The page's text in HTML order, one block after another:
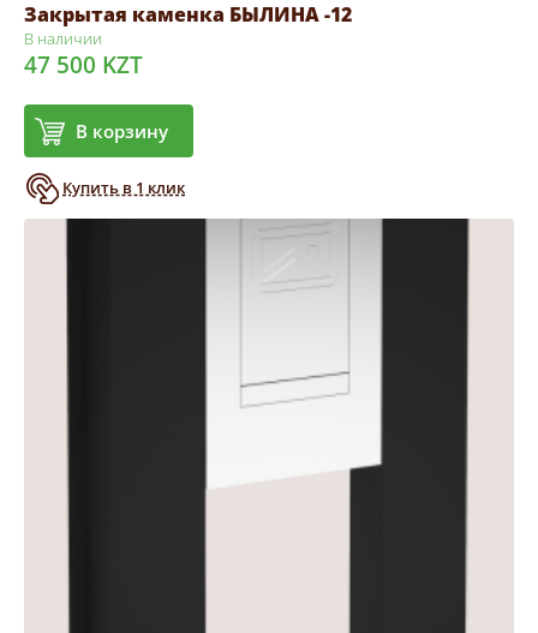
Закрытая каменка БЫЛИНА -12
В наличии
47 500 KZT
В корзину
Купить в 1 клик